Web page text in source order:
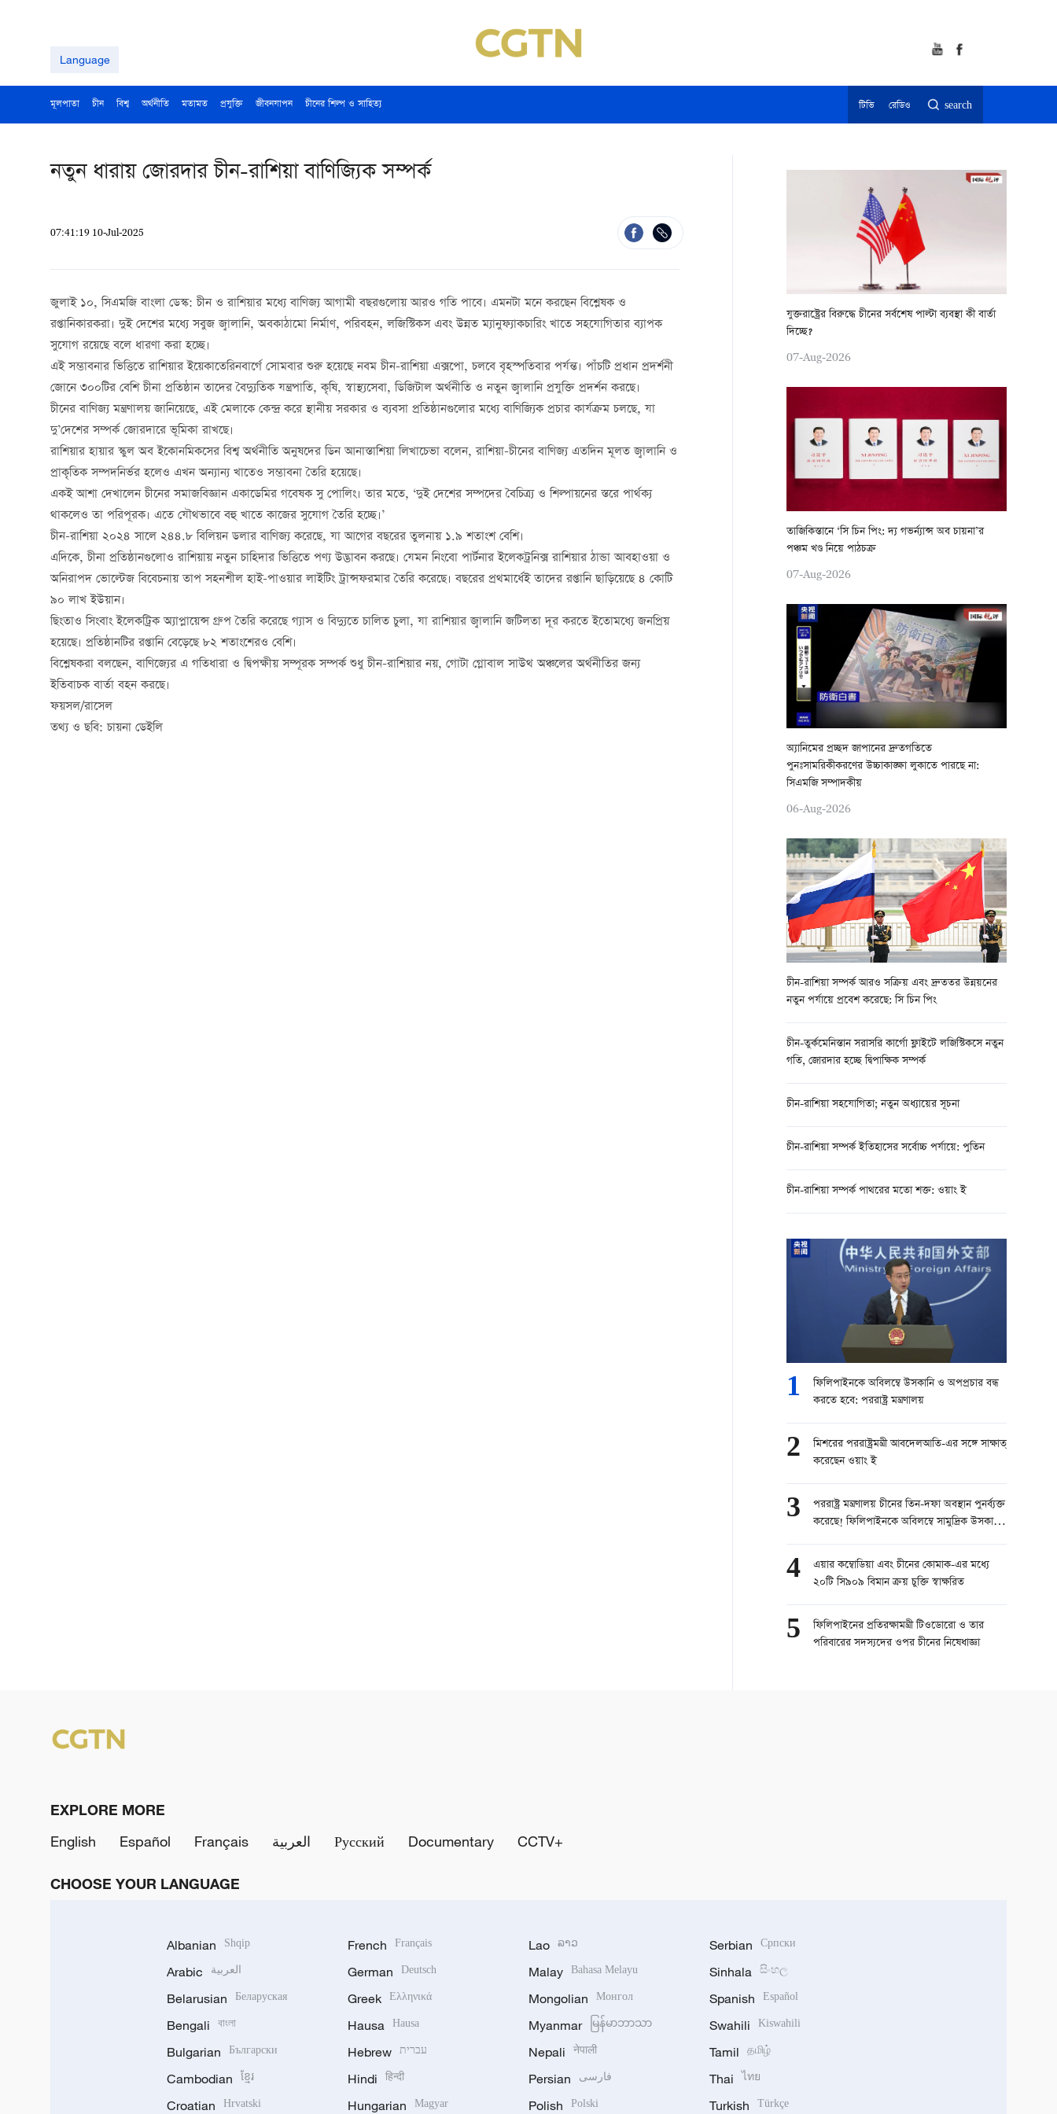
Language
মূলপাতা চীন বিশ্ব অর্থনীতি মতামত প্রযুক্তি জীবনযাপন চীনের শিল্প ও সাহিত্য টিভি রেডিও search
নতুন ধারায় জোরদার চীন-রাশিয়া বাণিজ্যিক সম্পর্ক
07:41:19 10-Jul-2025
জুলাই ১০, সিএমজি বাংলা ডেস্ক: চীন ও রাশিয়ার মধ্যে বাণিজ্য আগামী বছরগুলোয় আরও গতি পাবে। এমনটা মনে করছেন বিশ্লেষক ও
রপ্তানিকারকরা। দুই দেশের মধ্যে সবুজ জ্বালানি, অবকাঠামো নির্মাণ, পরিবহন, লজিস্টিকস এবং উন্নত ম্যানুফ্যাকচারিং খাতে সহযোগিতার ব্যাপক
সুযোগ রয়েছে বলে ধারণা করা হচ্ছে।
এই সম্ভাবনার ভিত্তিতে রাশিয়ার ইয়েকাতেরিনবার্গে সোমবার শুরু হয়েছে নবম চীন-রাশিয়া এক্সপো, চলবে বৃহস্পতিবার পর্যন্ত। পাঁচটি প্রধান প্রদর্শনী
জোনে ৩০০টির বেশি চীনা প্রতিষ্ঠান তাদের বৈদ্যুতিক যন্ত্রপাতি, কৃষি, স্বাস্থ্যসেবা, ডিজিটাল অর্থনীতি ও নতুন জ্বালানি প্রযুক্তি প্রদর্শন করছে।
চীনের বাণিজ্য মন্ত্রণালয় জানিয়েছে, এই মেলাকে কেন্দ্র করে স্থানীয় সরকার ও ব্যবসা প্রতিষ্ঠানগুলোর মধ্যে বাণিজ্যিক প্রচার কার্যক্রম চলছে, যা
দু’দেশের সম্পর্ক জোরদারে ভূমিকা রাখছে।
রাশিয়ার হায়ার স্কুল অব ইকোনমিকসের বিশ্ব অর্থনীতি অনুষদের ডিন আনাস্তাশিয়া লিখাচেভা বলেন, রাশিয়া-চীনের বাণিজ্য এতদিন মূলত জ্বালানি ও
প্রাকৃতিক সম্পদনির্ভর হলেও এখন অন্যান্য খাতেও সম্ভাবনা তৈরি হয়েছে।
একই আশা দেখালেন চীনের সমাজবিজ্ঞান একাডেমির গবেষক সু পোলিং। তার মতে, ‘দুই দেশের সম্পদের বৈচিত্র্য ও শিল্পায়নের স্তরে পার্থক্য
থাকলেও তা পরিপূরক। এতে যৌথভাবে বহু খাতে কাজের সুযোগ তৈরি হচ্ছে।’
চীন-রাশিয়া ২০২৪ সালে ২৪৪.৮ বিলিয়ন ডলার বাণিজ্য করেছে, যা আগের বছরের তুলনায় ১.৯ শতাংশ বেশি।
এদিকে, চীনা প্রতিষ্ঠানগুলোও রাশিয়ায় নতুন চাহিদার ভিত্তিতে পণ্য উদ্ভাবন করছে। যেমন নিংবো পার্টনার ইলেকট্রনিক্স রাশিয়ার ঠান্ডা আবহাওয়া ও
অনিরাপদ ভোল্টেজ বিবেচনায় তাপ সহনশীল হাই-পাওয়ার লাইটিং ট্রান্সফরমার তৈরি করেছে। বছরের প্রথমার্ধেই তাদের রপ্তানি ছাড়িয়েছে ৪ কোটি
৯০ লাখ ইউয়ান।
ছিংতাও সিংবাং ইলেকট্রিক অ্যাপ্লায়েন্স গ্রুপ তৈরি করেছে গ্যাস ও বিদ্যুতে চালিত চুলা, যা রাশিয়ার জ্বালানি জটিলতা দূর করতে ইতোমধ্যে জনপ্রিয়
হয়েছে। প্রতিষ্ঠানটির রপ্তানি বেড়েছে ৮২ শতাংশেরও বেশি।
বিশ্লেষকরা বলছেন, বাণিজ্যের এ গতিধারা ও দ্বিপক্ষীয় সম্পূরক সম্পর্ক শুধু চীন-রাশিয়ার নয়, গোটা গ্লোবাল সাউথ অঞ্চলের অর্থনীতির জন্য
ইতিবাচক বার্তা বহন করছে।
ফয়সল/রাসেল
তথ্য ও ছবি: চায়না ডেইলি
যুক্তরাষ্ট্রের বিরুদ্ধে চীনের সর্বশেষ পাল্টা ব্যবস্থা কী বার্তা
দিচ্ছে?
07-Aug-2026
তাজিকিস্তানে ‘সি চিন পিং: দ্য গভর্ন্যান্স অব চায়না’র
পঞ্চম খণ্ড নিয়ে পাঠচক্র
07-Aug-2026
অ্যানিমের প্রচ্ছদ জাপানের দ্রুতগতিতে
পুনঃসামরিকীকরণের উচ্চাকাঙ্ক্ষা লুকাতে পারছে না:
সিএমজি সম্পাদকীয়
06-Aug-2026
চীন-রাশিয়া সম্পর্ক আরও সক্রিয় এবং দ্রুততর উন্নয়নের
নতুন পর্যায়ে প্রবেশ করেছে: সি চিন পিং
চীন-তুর্কমেনিস্তান সরাসরি কার্গো ফ্লাইটে লজিস্টিকসে নতুন
গতি, জোরদার হচ্ছে দ্বিপাক্ষিক সম্পর্ক
চীন-রাশিয়া সহযোগিতা; নতুন অধ্যায়ের সূচনা
চীন-রাশিয়া সম্পর্ক ইতিহাসের সর্বোচ্চ পর্যায়ে: পুতিন
চীন-রাশিয়া সম্পর্ক পাথরের মতো শক্ত: ওয়াং ই
1
ফিলিপাইনকে অবিলম্বে উসকানি ও অপপ্রচার বন্ধ
করতে হবে: পররাষ্ট্র মন্ত্রণালয়
2
মিশরের পররাষ্ট্রমন্ত্রী আবদেলআতি-এর সঙ্গে সাক্ষাত্
করেছেন ওয়াং ই
3
পররাষ্ট্র মন্ত্রণালয় চীনের তিন-দফা অবস্থান পুনর্ব্যক্ত
করেছে! ফিলিপাইনকে অবিলম্বে সামুদ্রিক উসকানি
4
এয়ার কম্বোডিয়া এবং চীনের কোমাক-এর মধ্যে
২০টি সি৯০৯ বিমান ক্রয় চুক্তি স্বাক্ষরিত
5
ফিলিপাইনের প্রতিরক্ষামন্ত্রী টিওডোরো ও তার
পরিবারের সদস্যদের ওপর চীনের নিষেধাজ্ঞা
EXPLORE MORE
English
Español Français العربية Русский Documentary CCTV+
CHOOSE YOUR LANGUAGE
Albanian Shqip
Arabic العربية
Belarusian Беларуская
Bengali বাংলা
Bulgarian Български
Cambodian ខ្មែរ
Croatian Hrvatski
French Français
German Deutsch
Greek Ελληνικά
Hausa Hausa
Hebrew עברית
Hindi हिन्दी
Hungarian Magyar
Lao ລາວ
Malay Bahasa Melayu
Mongolian Монгол
Myanmar မြန်မာဘာသာ
Nepali नेपाली
Persian فارسی
Polish Polski
Serbian Српски
Sinhala සිංහල
Spanish Español
Swahili Kiswahili
Tamil தமிழ்
Thai ไทย
Turkish Türkçe